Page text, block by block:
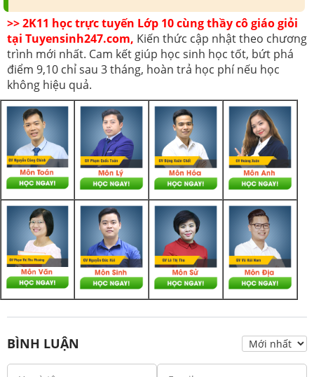
>> 2K11 học trực tuyến Lớp 10 cùng thầy cô giáo giỏi
tại Tuyensinh247.com, Kiến thức cập nhật theo chương
trình mới nhất. Cam kết giúp học sinh học tốt, bứt phá
điểm 9,10 chỉ sau 3 tháng, hoàn trả học phí nếu học
không hiệu quả.
BÌNH LUẬN